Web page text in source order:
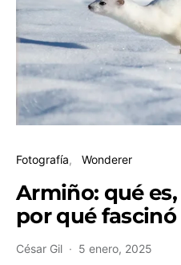
Fotografía Wonderer
Armiño: qué
por qué fascinó
César Gil 5 enero, 2025